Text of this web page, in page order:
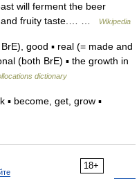
will ferment the beer
and fruity taste.… …
Wikipedia
good ▪ real (= made and
(both BrE) ▪ the growth in
dictionary
▪ become, get, grow ▪
18+